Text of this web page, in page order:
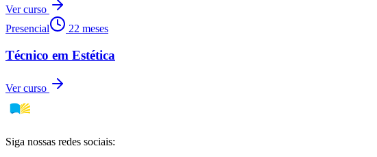
Ver curso
Presencial
22 meses
Técnico em Estética
Ver curso
Siga nossas redes sociais: